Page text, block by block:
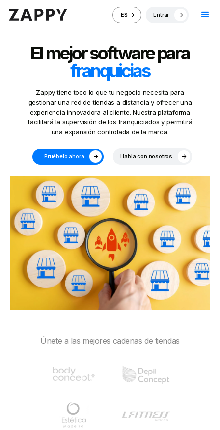
ES Entrar
El mejor software para
franquicias
Zappy tiene todo lo que tu negocio necesita para
gestionar una red de tiendas a distancia y ofrecer una
experiencia innovadora al cliente. Nuestra plataforma
facilitará la supervisión de los franquiciados y permitirá
una expansión controlada de la marca.
Pruébelo ahora Habla con nosotros
Únete a las mejores cadenas de tiendas